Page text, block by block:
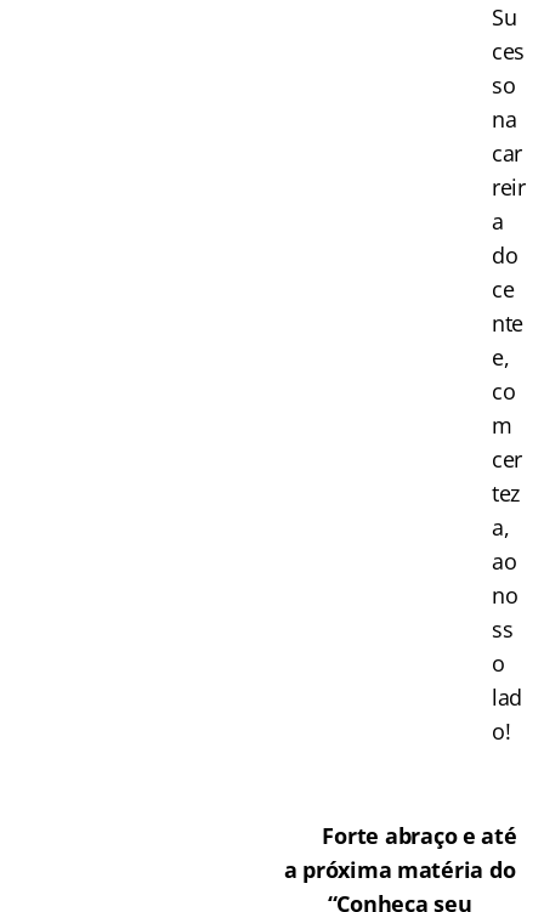
Su
ces
so
na
car
reir
a
do
ce
nte
e,
co
m
cer
tez
a,
ao
no
ss
o
lad
o!
Forte abraço e até
a próxima matéria do
“Conheça seu